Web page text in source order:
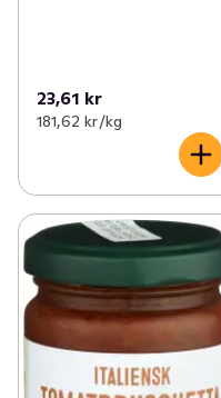
23,61 kr
181,62 kr /kg